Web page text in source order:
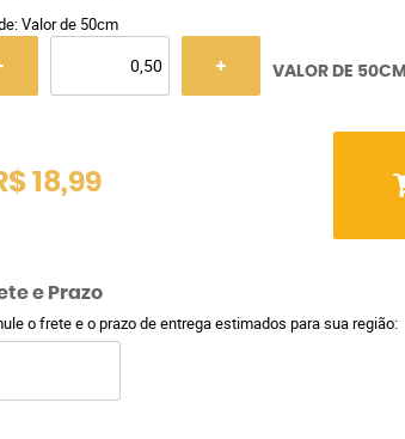
Valor de 50cm
VALOR DE 50CM
18,99
e Prazo
o frete e o prazo de entrega estimados para sua região: